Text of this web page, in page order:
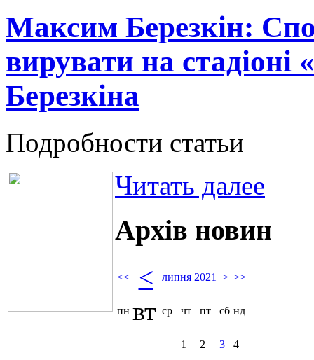
Максим Березкін:
вирувати на стадіоні
Березкіна
Подробности статьи
Читать далее
Архів новин
<< < липня 2021 > >>
пн вт ср чт пт сб нд
1 2 3 4